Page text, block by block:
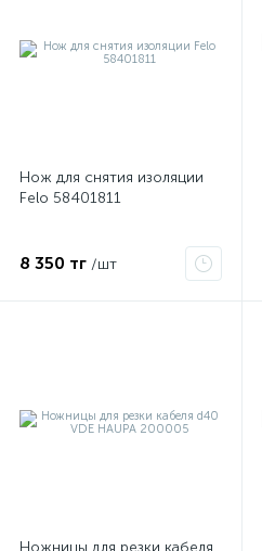
Нож для снятия изоляции
Felo 58401811
8 350 тг /шт
Ножницы для резки кабеля